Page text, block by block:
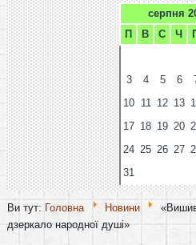
серпня
П
В С Ч
3
4 5 6
10 11 12 13
17 18 19 20
24 25 26 27
31
Ви тут: Головна Новини
дзеркало народної душі»